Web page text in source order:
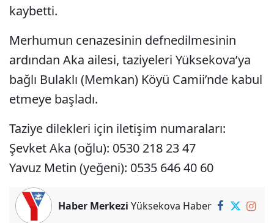
kaybetti.
Merhumun cenazesinin defnedilmesinin
ardından Aka ailesi, taziyeleri Yüksekova’ya
bağlı Bulaklı (Memkan) Köyü Camii’nde kabul
etmeye başladı.
Taziye dilekleri için iletişim numaraları:
Şevket Aka (oğlu): 0530 218 23 47
Yavuz Metin (yeğeni): 0535 646 40 60
Haber Merkezi Yüksekova Haber